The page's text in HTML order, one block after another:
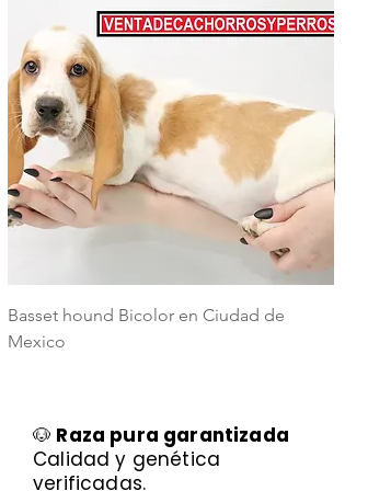
Basset hound Bicolor en Ciudad de
Mexico
🐶 Raza pura garantizada
Calidad y genética
verificadas.